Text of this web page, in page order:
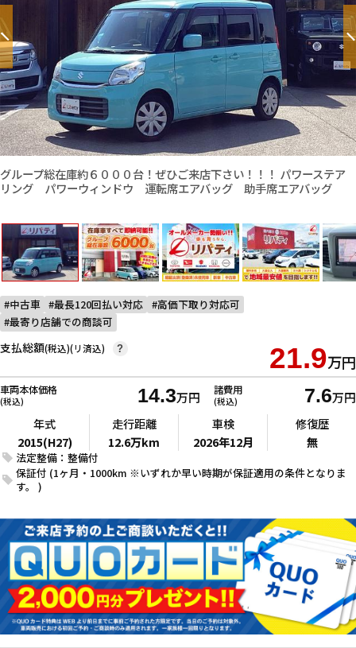
グループ総在庫約６０００台！ぜひご来店下さい！！！ パワーステア
リング パワーウィンドウ 運転席エアバッグ 助手席エアバッグ
中古車 最長120回払い対応
高価下取り対応可
最寄り店舗での商談可
支払総額(税込)(リ済込) 21.9万円
?
車両本体価格
(税込) 14.3万円 諸費用
(税込) 7.6万円
法定整備：整備付
保証付 (1ヶ月・1000km ※いずれか早い時期が保証適用の条件となりま
す。 )
年式
2015(H27)
走行距離
12.6万km
車検
2026年12月
修復歴
無